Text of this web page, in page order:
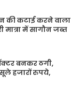
की कटाई करने वाला
मात्रा में सागौन जब्त
बनकर ठगी,
हजारों रुपये,